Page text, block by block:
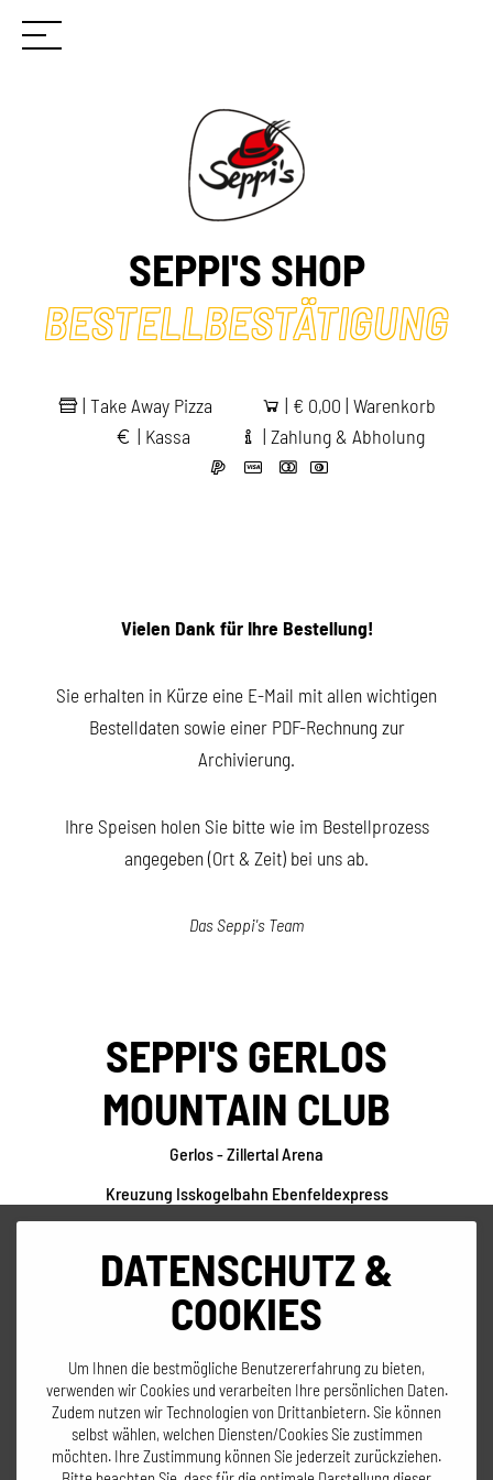
SEPPI'S SHOP
BESTELLBESTÄTIGUNG
| Take Away Pizza | € 0,00 | Warenkorb
| Kassa | Zahlung & Abholung
Vielen Dank für Ihre Bestellung!
Sie erhalten in Kürze eine E-Mail mit allen wichtigen
Bestelldaten sowie einer PDF-Rechnung zur
Archivierung.
Ihre Speisen holen Sie bitte wie im Bestellprozess
angegeben (Ort & Zeit) bei uns ab.
Das Seppi's Team
SEPPI'S GERLOS
MOUNTAIN CLUB
Gerlos - Zillertal Arena
Kreuzung Isskogelbahn Ebenfeldexpress
täglich von 8:30 bis 17:00
BESUCH UNS DANACH IM BASECAMP
GERLOS
DATENSCHUTZ &
COOKIES
Um Ihnen die bestmögliche Benutzererfahrung zu bieten,
verwenden wir Cookies und verarbeiten Ihre persönlichen Daten.
Zudem nutzen wir Technologien von Drittanbietern. Sie können
selbst wählen, welchen Diensten/Cookies Sie zustimmen
möchten. Ihre Zustimmung können Sie jederzeit zurückziehen.